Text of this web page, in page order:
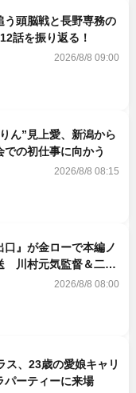
う頭脳戦と長野専務の
話を振り返る！
2026/8/8 09:00
ん”見上愛、新潟から
の初仕事に向かう
2026/8/8 08:15
』が金ローで本編ノ
川村元気監督＆二宮
2026/8/8 08:00
ス、23歳の愛娘キャリ
パーティーに来場